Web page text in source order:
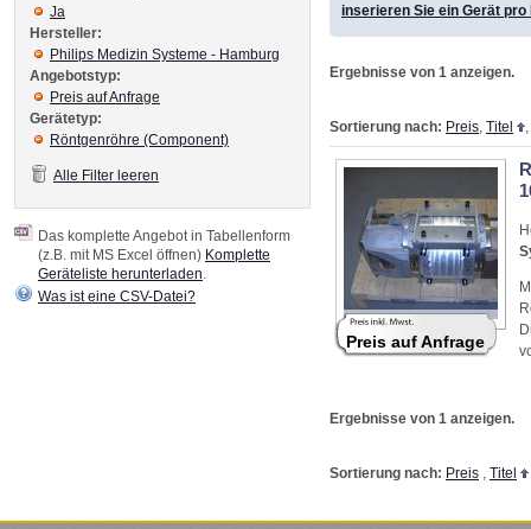
inserieren Sie ein Gerät
Ergebnisse von 1 anzeigen.
Sortierung nach: Preis Titel
Preis auf Anfrage
Ergebnisse von 1 anzeigen.
Sortierung nach: Preis , Titel
Ja
Hersteller:
Philips Medizin Systeme - Hamburg
Angebotstyp:
Preis auf Anfrage
Gerätetyp:
Röntgenröhre (Component)
Alle Filter leeren
Das komplette Angebot in Tabellenform
(z.B. mit MS Excel öffnen) Komplette
Geräteliste herunterladen
Was ist eine CSV-Datei?